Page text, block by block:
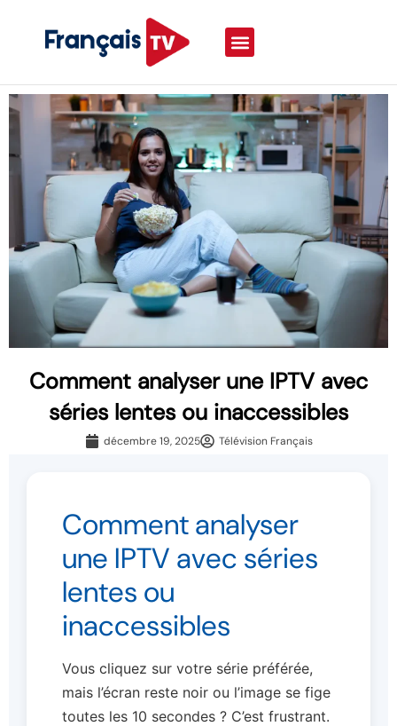
Comment analyser une IPTV avec
séries lentes ou inaccessibles
décembre 19, 2025 Télévision Français
Comment analyser
une IPTV avec séries
lentes ou
inaccessibles
Vous cliquez sur votre série préférée,
mais l’écran reste noir ou l’image se fige
toutes les 10 secondes ? C’est frustrant.